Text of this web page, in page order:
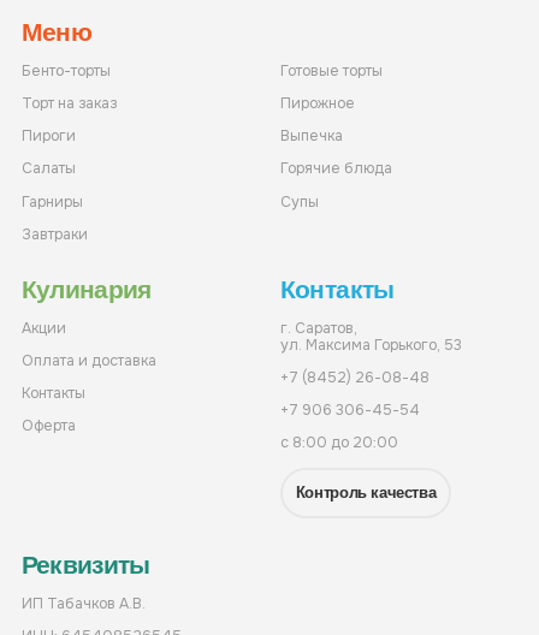
Меню
Бенто-торты
Готовые торты
Торт на заказ
Пирожное
Пироги
Выпечка
Салаты
Горячие блюда
Гарниры
Супы
Завтраки
Кулинария
Акции
Оплата и доставка
Контакты
Оферта
Контакты
г. Саратов,
ул. Максима Горького, 53
+7 (8452) 26-08-48
+7 906 306-45-54
с 8:00 до 20:00
Контроль качества
Реквизиты
ИП Табачков А.В.